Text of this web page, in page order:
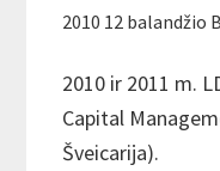
2010 12 balandžio
2010 ir 2011 m.
Capital
Šveicarija).